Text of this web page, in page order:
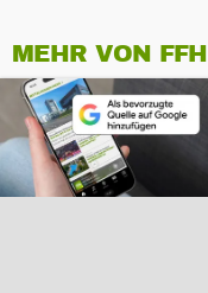
MEHR VON FFH